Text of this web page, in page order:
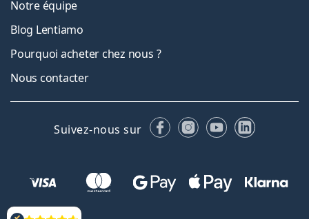
Notre équipe
Blog Lentiamo
Pourquoi acheter chez nous ?
Nous contacter
Suivez-nous sur FacebookInstagram
YouTubeLinkedIn